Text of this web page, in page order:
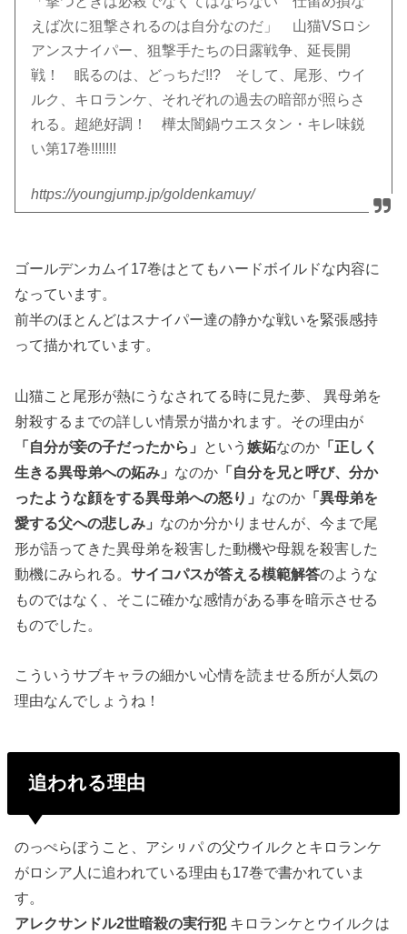
えば次に狙撃されるのは自分なのだ」 山猫VSロシ
アンスナイパー、狙撃手たちの日露戦争、延長開
戦！ 眠るのは、どっちだ!!? そして、尾形、ウイ
ルク、キロランケ、それぞれの過去の暗部が照らさ
れる。超絶好調！ 樺太闇鍋ウエスタン・キレ味鋭
い第17巻!!!!!!!
https://youngjump.jp/goldenkamuy/
ゴールデンカムイ17巻はとてもハードボイルドな内容に
なっています。
前半のほとんどはスナイパー達の静かな戦いを緊張感持
って描かれています。
山猫こと尾形が熱にうなされてる時に見た夢、 異母弟を
射殺するまでの詳しい情景が描かれます。その理由が
「自分が妾の子だったから」 という嫉妬なのか 「正しく
生きる異母弟への妬み」 なのか 「自分を兄と呼び、分か
ったような顔をする異母弟への怒り」 なのか 「異母弟を
愛する父への悲しみ」 なのか分かりませんが、今まで尾
形が語ってきた異母弟を殺害した動機や母親を殺害した
動機にみられる。サイコパスが答える模範解答のような
ものではなく、そこに確かな感情がある事を暗示させる
ものでした。
こういうサブキャラの細かい心情を読ませる所が人気の
理由なんでしょうね！
追われる理由
のっぺらぼうこと、アシㇼパ の父ウイルクとキロランケ
がロシア人に追われている理由も17巻で書かれていま
す。
アレクサンドル2世暗殺の実行犯キロランケとウイルクは